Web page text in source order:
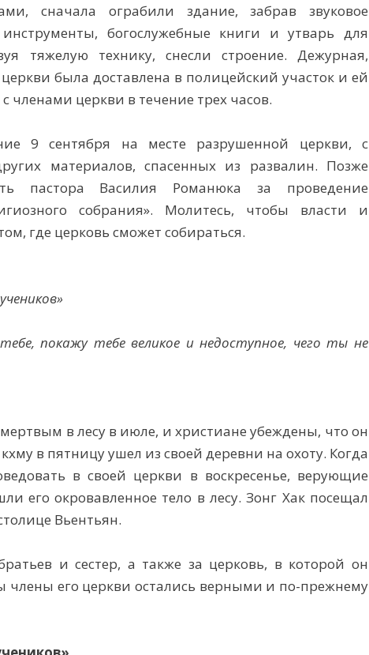
сначала ограбили здание, забрав звуковое
богослужебные книги и утварь для
тяжелую технику, снесли строение. Дежурная,
была доставлена в полицейский участок и ей
членами церкви в течение трех часов.
9 сентября на месте разрушенной церкви, с
материалов, спасенных из развалин. Позже
пастора Василия Романюка за проведение
собрания». Молитесь, чтобы власти и
где церковь сможет собираться.
покажу тебе великое и недоступное, чего ты не
в лесу в июле, и христиане убеждены, что он
в пятницу ушел из своей деревни на охоту. Когда
в своей церкви в воскресенье, верующие
его окровавленное тело в лесу. Зонг Хак посещал
Вьентьян.
и сестер, а также за церковь, в которой он
члены его церкви остались верными и по-прежнему